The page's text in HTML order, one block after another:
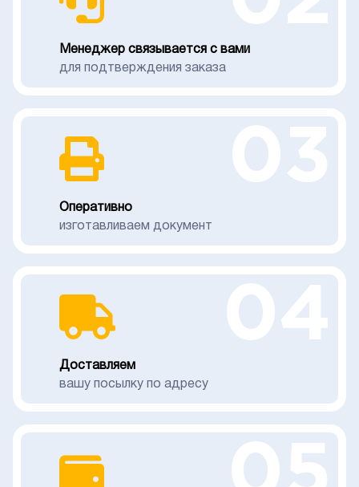
Менеджер связывается с вами
для подтверждения заказа
Оперативно
изготавливаем документ
Доставляем
вашу посылку по адресу